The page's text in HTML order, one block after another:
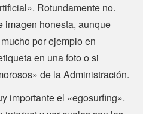
Rotundamente no.
imagen honesta, aunque
por ejemplo en
en una foto o si
de la Administración.
importante el «egosurfing».